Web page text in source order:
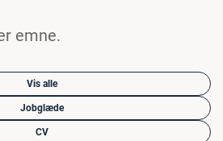
emne.
Vis alle
Jobglæde
CV